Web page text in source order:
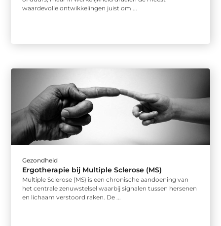
waardevolle ontwikkelingen juist om ...
Gezondheid
Ergotherapie bij Multiple Sclerose (MS)
Multiple Sclerose (MS) is een chronische aandoening van
het centrale zenuwstelsel waarbij signalen tussen hersenen
en lichaam verstoord raken. De ...